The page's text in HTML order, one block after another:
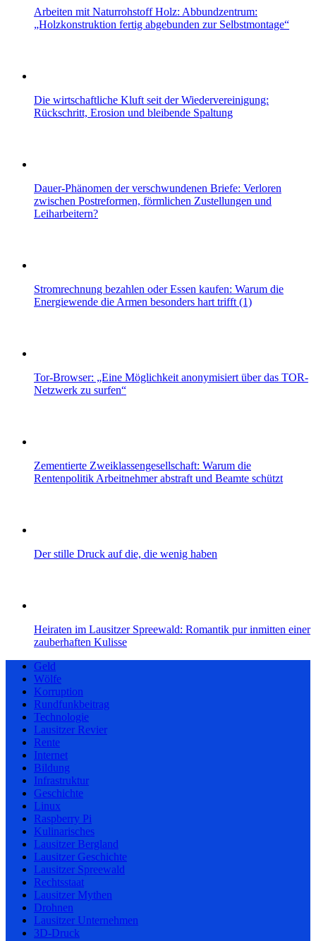
Arbeiten mit Naturrohstoff Holz: Abbundzentrum:
„Holzkonstruktion fertig abgebunden zur Selbstmontage“
Die wirtschaftliche Kluft seit der Wiedervereinigung:
Rückschritt, Erosion und bleibende Spaltung
Dauer-Phänomen der verschwundenen Briefe: Verloren
zwischen Postreformen, förmlichen Zustellungen und
Leiharbeitern?
Stromrechnung bezahlen oder Essen kaufen: Warum die
Energiewende die Armen besonders hart trifft (1)
Tor-Browser: „Eine Möglichkeit anonymisiert über das TOR-
Netzwerk zu surfen“
Zementierte Zweiklassengesellschaft: Warum die
Rentenpolitik Arbeitnehmer abstraft und Beamte schützt
Der stille Druck auf die, die wenig haben
Heiraten im Lausitzer Spreewald: Romantik pur inmitten einer
zauberhaften Kulisse
Geld
Wölfe
Korruption
Rundfunkbeitrag
Technologie
Lausitzer Revier
Rente
Internet
Bildung
Infrastruktur
Geschichte
Linux
Raspberry Pi
Kulinarisches
Lausitzer Bergland
Lausitzer Geschichte
Lausitzer Spreewald
Rechtsstaat
Lausitzer Mythen
Drohnen
Lausitzer Unternehmen
3D-Druck